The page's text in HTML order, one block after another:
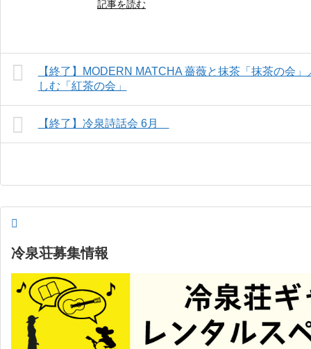
記事を読む
【終了】MODERN MATCHA 薔薇と抹茶「抹茶の会
しむ「紅茶の会」
【終了】冷泉詩話会 6月
冷泉荘募集情報